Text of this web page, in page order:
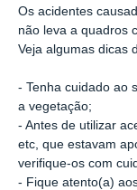
Os acidentes
não leva a quadros
Veja algumas dicas
- Tenha cuidado ao
a vegetação;
- Antes de utilizar
etc, que estavam
verifique-os com
- Fique atento(a)